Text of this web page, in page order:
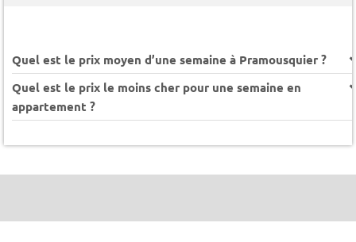
Quel est le prix moyen d’une semaine à Pramousquier ?
Quel est le prix le moins cher pour une semaine en
appartement ?